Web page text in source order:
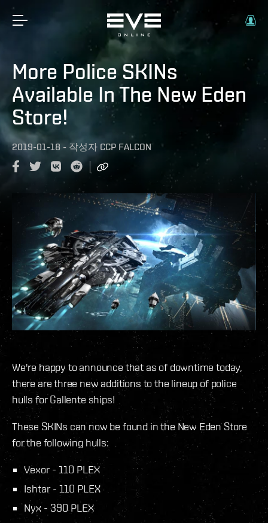
More Police SKINs
Available In The New Eden
Store!
2019-01-18 - 작성자 CCP FALCON
We're happy to announce that as of downtime today,
there are three new additions to the lineup of police
hulls for Gallente ships!
These SKINs can now be found in the New Eden Store
for the following hulls:
Vexor - 110 PLEX
Ishtar - 110 PLEX
Nyx - 390 PLEX